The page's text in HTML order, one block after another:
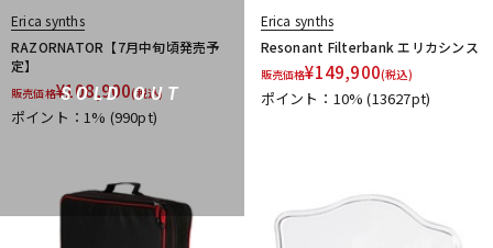
楽器アクセサリ
中古 ヴィンテージ
T-Y
TAHORNG Tech Teenage Engineering
tiptop audio
UDG
unknown Vermona
Waldorf
YAMAHA
他
SOLD OUT
Erica synths
RAZORNATOR【7月中旬頃発売予
定】
販売価格¥108,900(税込)
ポイント：1% (990pt)
Erica synths
Resonant Filterbank エリカシンス
販売価格¥149,900(税込)
ポイント：10%(13627pt)